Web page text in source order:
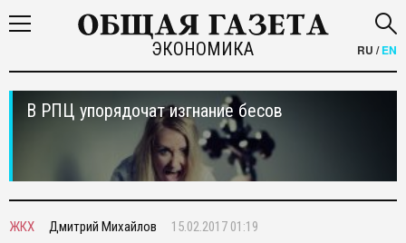
ЭКОНОМИКА RU /EN
В РПЦ упорядочат изгнание бесов
ЖКХ Дмитрий Михайлов 15.02.2017 01:19